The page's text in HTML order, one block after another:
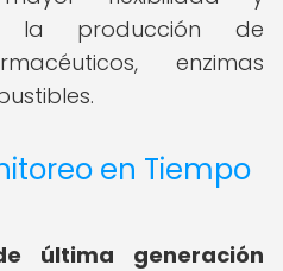
la producción de
enzimas
en Tiempo
última generación